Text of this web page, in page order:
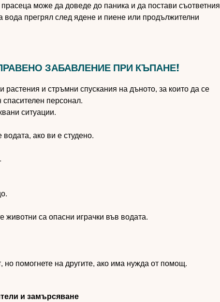
може да доведе до паника и да постави съответния
вода прегрял след ядене и пиене или продължителни
ЗАБАВЛЕНИЕ ПРИ КЪПАНЕ!
и стръмни спускания на дъното, за които да се
спасителен персонал.
ситуации.
ако ви е студено.
са опасни играчки във водата.
помогнете на другите, ако има нужда от помощ.
и замърсяване